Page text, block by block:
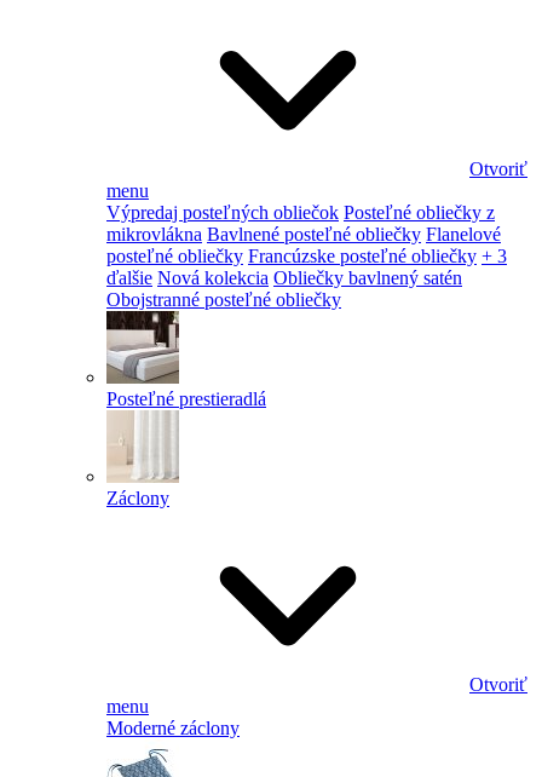
Otvoriť
menu
Výpredaj posteľných obliečok Posteľné obliečky z
mikrovlákna Bavlnené posteľné obliečky Flanelové
posteľné obliečky Francúzske posteľné obliečky + 3
ďalšie Nová kolekcia Obliečky bavlnený satén
Obojstranné posteľné obliečky
Posteľné prestieradlá
Záclony
Otvoriť
menu
Moderné záclony